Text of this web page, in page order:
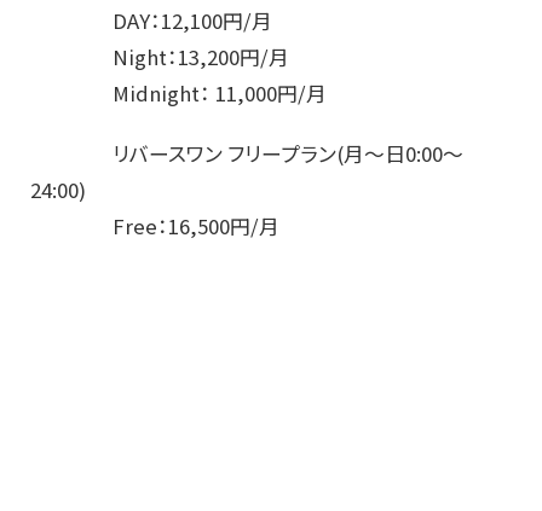
DAY：12,100円/月
Night：13,200円/月
Midnight： 11,000円/月
リバースワン フリープラン(月～日0:00～
24:00)
Free：16,500円/月